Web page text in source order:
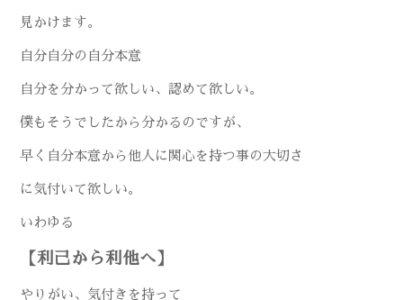
見かけます。
自分自分の自分本意
自分を分かって欲しい、認めて欲しい。
僕もそうでしたから分かるのですが、
早く自分本意から他人に関心を持つ事の大切さ
に気付いて欲しい。
いわゆる
【利己から利他へ】
やりがい、気付きを持って